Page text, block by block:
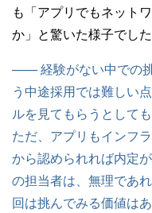
も「アプリでもネット
か」と驚いた様子でした
—— 経験がない中での
う中途採用では難しい
ルを見てもらうとして
ただ、アプリもインフ
から認められれば内定
の担当者は、無理であ
回は挑んでみる価値は